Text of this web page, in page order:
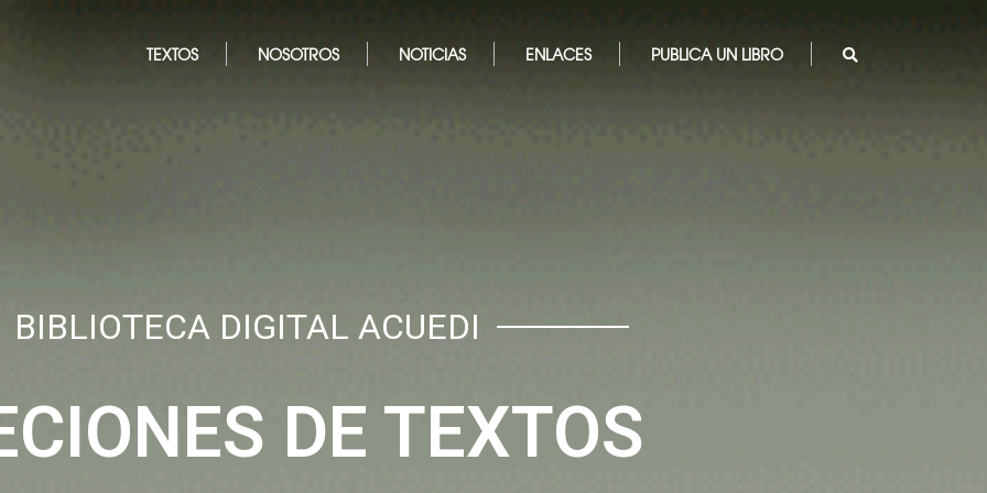
TEXTOS NOSOTROS NOTICIAS ENLACES PUBLICA UN LIBRO
BIBLIOTECA DIGITAL ACUEDI
DE TEXTOS